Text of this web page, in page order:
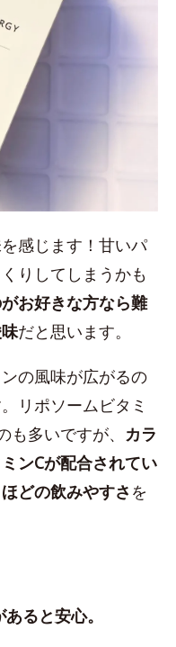
感じます！甘いパ
りしてしまうかも
お好きな方なら難
だと思います。
の風味が広がるの
リポソームビタミ
多いですが、 カラ
ンCが配合されてい
どの飲みやすさ を
ると安心。